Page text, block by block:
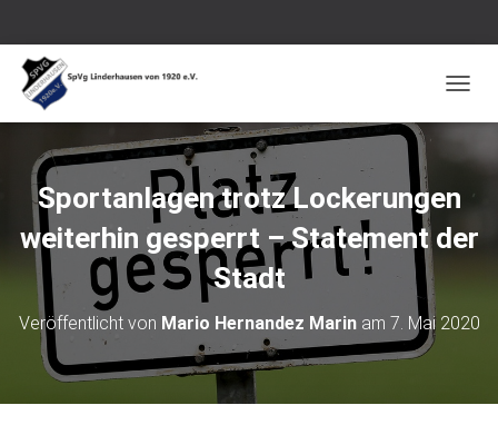
A
A
I
M
Sportanlagen trotz Lockerungen
weiterhin gesperrt – Statement der
Stadt
Veröffentlicht von Mario Hernandez Marinam 7. Mai 2020